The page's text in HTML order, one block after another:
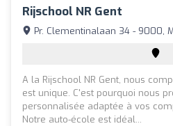
Rijschool NR Gent
Pr. Clementinalaan 34 - 9000,
A la Rijschool NR Gent, nous
est unique. C'est pourquoi nous
personnalisée adaptée à vos
Notre auto-école est idéal...